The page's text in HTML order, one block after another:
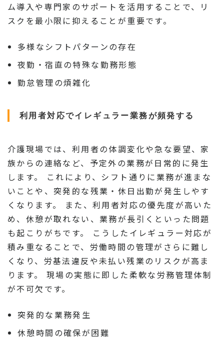
ム導入や専門家のサポートを活用することで、リ
スクを最小限に抑えることが重要です。
多様なシフトパターンの存在
夜勤・宿直の特殊な勤務形態
勤怠管理の煩雑化
利用者対応でイレギュラー業務が頻発する
介護現場では、利用者の体調変化や急な要望、家
族からの連絡など、予定外の業務が日常的に発生
します。 これにより、シフト通りに業務が進まな
いことや、突発的な残業・休日出勤が発生しやす
くなります。 また、利用者対応の優先度が高いた
め、休憩が取れない、業務が長引くといった問題
も起こりがちです。 こうしたイレギュラー対応が
積み重なることで、労働時間の管理がさらに難し
くなり、労基法違反や未払い残業のリスクが高ま
ります。 現場の実態に即した柔軟な労務管理体制
が不可欠です。
突発的な業務発生
休憩時間の確保が困難